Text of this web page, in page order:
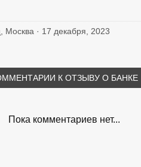
, Москва · 17 декабря, 2023
К ОТЗЫВУ О БАНКЕ
Пока комментариев нет...